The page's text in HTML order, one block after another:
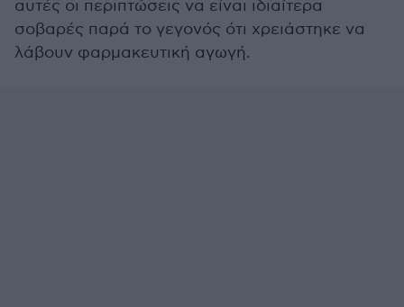
αυτές οι περιπτώσεις να είναι ιδιαίτερα
σοβαρές παρά το γεγονός ότι χρειάστηκε να
λάβουν φαρμακευτική αγωγή.